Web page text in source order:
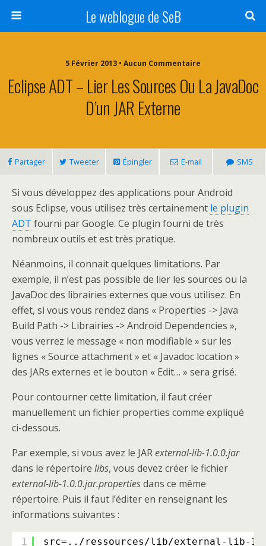
Le weblogue de SeB
5 Février 2013 • Aucun Commentaire
Eclipse ADT – Lier Les Sources Ou La JavaDoc
D’un JAR Externe
Partager Tweeter Épingler E-mail SMS
Si vous développez des applications pour Android
sous Eclipse, vous utilisez très certainement le plugin
ADT fourni par Google. Ce plugin fourni de très
nombreux outils et est très pratique.
Néanmoins, il connait quelques limitations. Par
exemple, il n’est pas possible de lier les sources ou la
JavaDoc des librairies externes que vous utilisez. En
effet, si vous vous rendez dans « Properties -> Java
Build Path -> Librairies -> Android Dependencies »,
vous verrez le message « non modifiable » sur les
lignes « Source attachment » et « Javadoc location »
des JARs externes et le bouton « Edit… » sera grisé.
Pour contourner cette limitation, il faut créer
manuellement un fichier properties comme expliqué
ci-dessous.
Par exemple, si vous avez le JARexternal-lib-1.0.0.jar
dans le répertoire libs, vous devez créer le fichier
external-lib-1.0.0.jar.propertiesdans ce même
répertoire. Puis il faut l’éditer en renseignant les
informations suivantes :
1
src=../ressources/lib/external-lib-